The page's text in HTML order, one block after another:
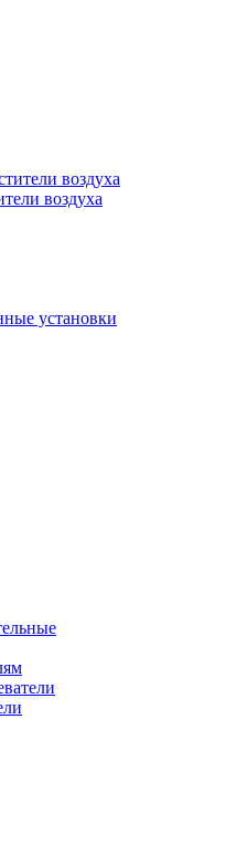
воздуха
установки